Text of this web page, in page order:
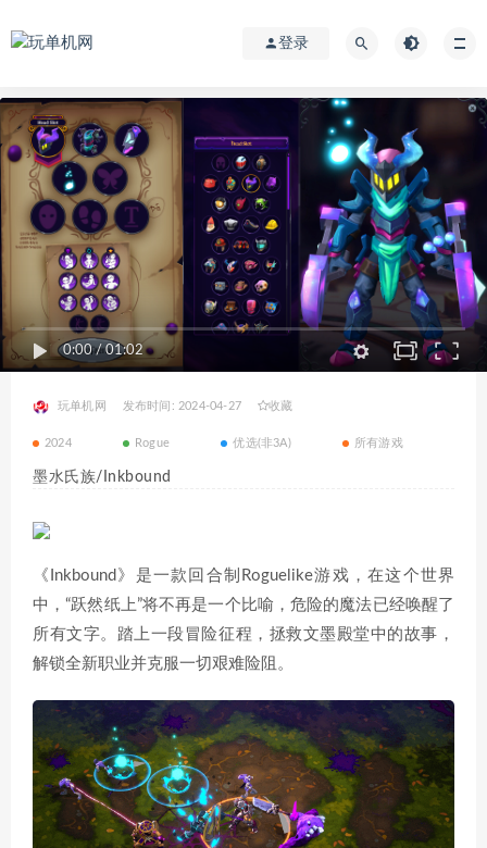
登录
0:00/01:02
玩单机网 发布时间: 2024-04-27 收藏
2024 Rogue 优选(非3A) 所有游戏
墨水氏族/Inkbound
《Inkbound》是一款回合制Roguelike游戏，在这个世界
中，“跃然纸上”将不再是一个比喻，危险的魔法已经唤醒了
所有文字。踏上一段冒险征程，拯救文墨殿堂中的故事，
解锁全新职业并克服一切艰难险阻。